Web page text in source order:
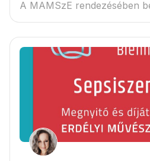
A MAMSzE rendezésében